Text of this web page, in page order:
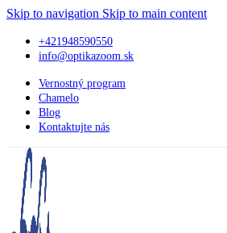
Skip to navigation Skip to main content
+421948590550
info@optikazoom.sk
Vernostný program
Chamelo
Blog
Kontaktujte nás